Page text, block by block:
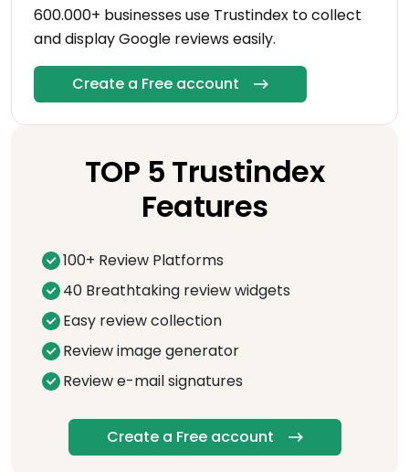
600.000+ businesses use Trustindex to collect
and display Google reviews easily.
Create a Free account
TOP 5 Trustindex
Features
100+ Review Platforms
40 Breathtaking review widgets
Easy review collection
Review image generator
Review e-mail signatures
Create a Free account